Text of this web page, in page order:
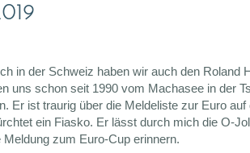
in der Schweiz haben wir auch den Roland
uns schon seit 1990 vom Machasee in der
Er ist traurig über die Meldeliste zur Euro auf
ein Fiasko. Er lässt durch mich die O-
zum Euro-Cup erinnern.